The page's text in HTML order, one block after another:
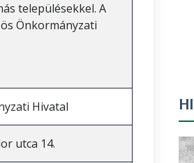
településekkel. A
Önkormányzati
Hivatal
utca 14.